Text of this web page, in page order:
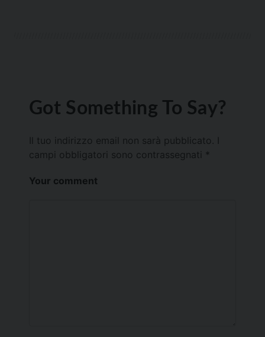
Got Something To Say?
Il tuo indirizzo email non sarà pubblicato.
campi obbligatori sono contrassegnati *
Your comment